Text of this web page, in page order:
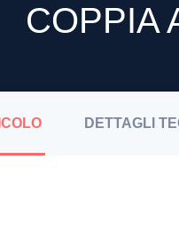
COPPIA
DETTAGLI